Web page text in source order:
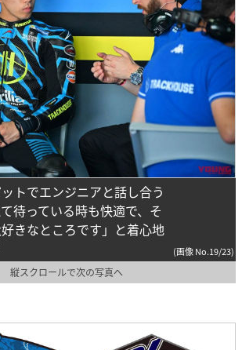
トでエンジニアと話し合う
待っている時も快適で、そ
きなところです」と着心地
(画像 No.19/23)
縦スクロールで次の写真へ